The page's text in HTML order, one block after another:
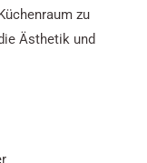
zu
Ästhetik und